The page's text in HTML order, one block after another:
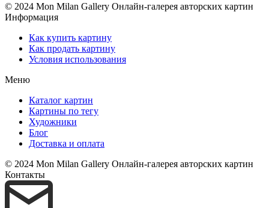
© 2024 Mon Milan Gallery Онлайн-галерея авторских картин
Информация
Как купить картину
Как продать картину
Условия использования
Меню
Каталог картин
Картины по тегу
Художники
Блог
Доставка и оплата
© 2024 Mon Milan Gallery Онлайн-галерея авторских картин
Контакты